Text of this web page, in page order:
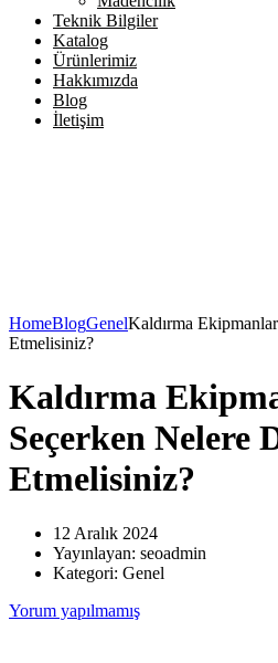
Teknik Bilgiler
Katalog
Ürünlerimiz
Hakkımızda
Blog
İletişim
HomeBlogGenelKaldırma
Etmelisiniz?
Kaldırma
Seçerken Nelere
Etmelisiniz?
12 Aralık 2024
Yayınlayan: seoadmin
Kategori: Genel
Yorum yapılmamış